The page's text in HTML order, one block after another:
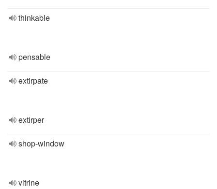
thinkable
pensable
extirpate
extirper
shop-window
vitrine